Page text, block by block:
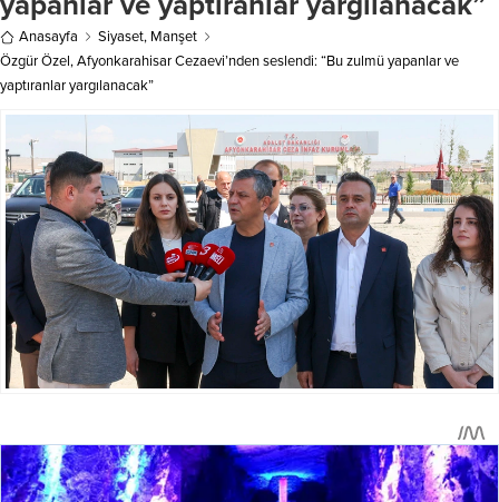
Anasayfa Siyaset, Manşet
Özgür Özel, Afyonkarahisar Cezaevi’nden seslendi: “Bu zulmü yapanlar ve
yaptıranlar yargılanacak”